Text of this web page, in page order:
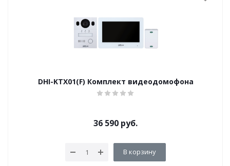
DHI-KTX01(F) Комплект видеодомофона
36 590 руб.
В корзину